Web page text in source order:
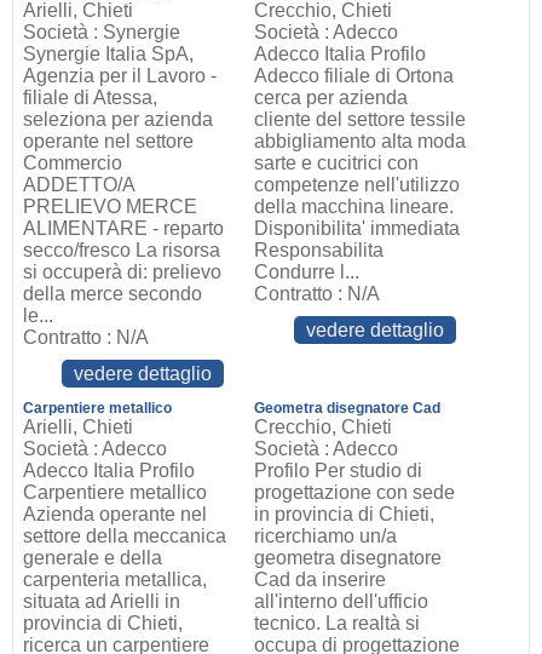
Arielli, Chieti
Società : Synergie
Synergie Italia SpA,
Agenzia per il Lavoro -
filiale di Atessa,
seleziona per azienda
operante nel settore
Commercio
ADDETTO/A
PRELIEVO MERCE
ALIMENTARE - reparto
secco/fresco La risorsa
si occuperà di: prelievo
della merce secondo
le...
Contratto : N/A
vedere dettaglio
Crecchio, Chieti
Società : Adecco
Adecco Italia Profilo
Adecco filiale di Ortona
cerca per azienda
cliente del settore tessile
abbigliamento alta moda
sarte e cucitrici con
competenze nell'utilizzo
della macchina lineare.
Disponibilita' immediata
Responsabilita
Condurre l...
Contratto : N/A
vedere dettaglio
Carpentiere metallico
Arielli, Chieti
Società : Adecco
Adecco Italia Profilo
Carpentiere metallico
Azienda operante nel
settore della meccanica
generale e della
carpenteria metallica,
situata ad Arielli in
provincia di Chieti,
ricerca un carpentiere
Geometra disegnatore Cad
Crecchio, Chieti
Società : Adecco
Profilo Per studio di
progettazione con sede
in provincia di Chieti,
ricerchiamo un/a
geometra disegnatore
Cad da inserire
all'interno dell'ufficio
tecnico. La realtà si
occupa di progettazione